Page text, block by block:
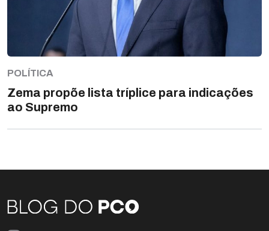
POLÍTICA
Zema propõe lista tríplice para indicações
ao Supremo